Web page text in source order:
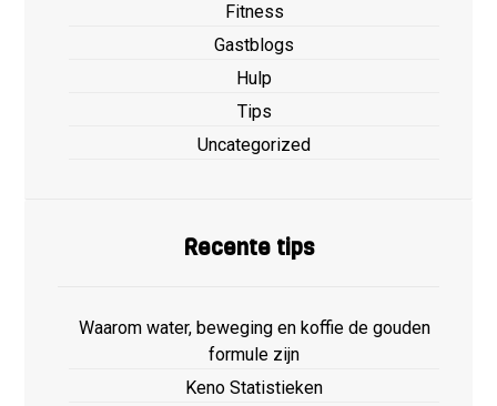
Fitness
Gastblogs
Hulp
Tips
Uncategorized
Recente tips
Waarom water, beweging en koffie de gouden
formule zijn
Keno Statistieken